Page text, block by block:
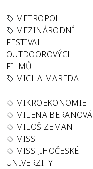
METROPOL
MEZINÁRODNÍ
FESTIVAL
OUTDOOROVÝCH
FILMŮ
MICHA MAREDA
MIKROEKONOMIE
MILENA BERANOVÁ
MILOŠ ZEMAN
MISS
MISS JIHOČESKÉ
UNIVERZITY